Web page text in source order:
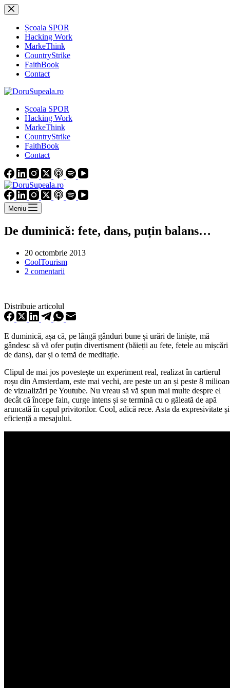
Sari
la
conținutȘcoala SPOR
Hacking Work
MarkeThink
CountryStrike
FaithBook
Contact
Școala SPOR
Hacking Work
MarkeThink
CountryStrike
FaithBook
Contact
Meniu
De duminică: fete, dans, puțin balans…
20 octombrie 2013
CoolTourism
2 comentarii
Distribuie articolul
E duminică, așa că, pe lângă gânduri bune și urări de liniște, mă
gândesc să vă ofer puțin divertisment (băieții au fete, fetele au mișcări
de dans), dar și o temă de meditație.
Clipul de mai jos povestește un experiment real, realizat în cartierul
roșu din Amsterdam, este mai vechi, are peste un an și peste 8
de vizualizări pe Youtube. Nu vreau să vă spun mai multe despre el
decât că începe fain, curge intens și se termină cu o găleată de apă
aruncată în capul privitorilor. Cool, adică rece. Asta da expresivitate și
eficiență a mesajului.